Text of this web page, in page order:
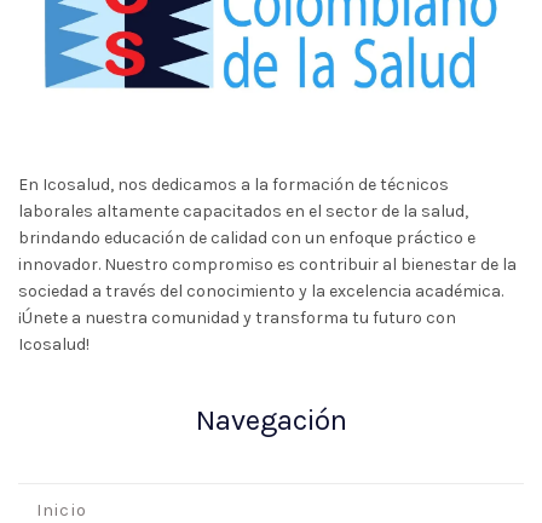
En Icosalud, nos dedicamos a la formación de técnicos
laborales altamente capacitados en el sector de la salud,
brindando educación de calidad con un enfoque práctico e
innovador. Nuestro compromiso es contribuir al bienestar de la
sociedad a través del conocimiento y la excelencia académica.
¡Únete a nuestra comunidad y transforma tu futuro con
Icosalud!
Navegación
Inicio